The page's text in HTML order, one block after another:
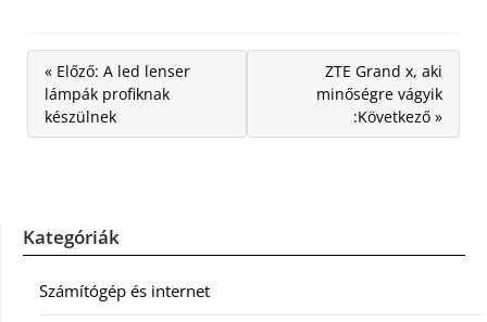
« Előző: A led lenser
lámpák profiknak
készülnek
ZTE Grand x, aki
minőségre vágyik
:Következő »
Kategóriák
Számítógép és internet